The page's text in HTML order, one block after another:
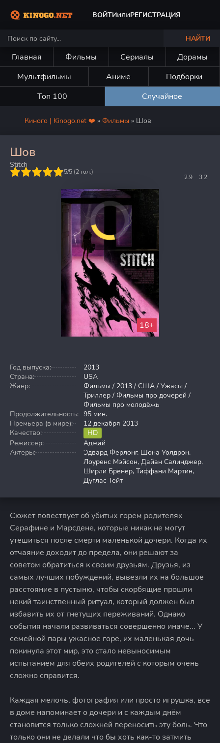
ВОЙТИилиРЕГИСТРАЦИЯ
НАЙТИ
Главная Фильмы Сериалы
Дорамы
Мультфильмы
Аниме
Подборки
Топ 100
Случайное
Киного | Kinogo.net ❤️ » Фильмы » Шов
Шов
Stitch
2.9 3.2
5/5 (2 гол.)
18+
Год выпуска:
2013
Страна:
USA
Жанр:
Фильмы / 2013 / США / Ужасы /
Триллер / Фильмы про дочерей /
Фильмы про молодёжь
Продолжительность: 95 мин.
Премьера (в мире):
12 декабря 2013
Качество:
HD
Режиссер:
Аджай
Актёры:
Эдвард Ферлонг, Шона Уолдрон,
Лоуренс Мэйсон, Дайан Салинджер,
Ширли Бренер, Тиффани Мартин,
Дуглас Тейт
Сюжет повествует об убитых горем родителях
Серафине и Марсдене, которые никак не могут
утешиться после смерти маленькой дочери. Когда их
отчаяние доходит до предела, они решают за
советом обратиться к своим друзьям. Друзья, из
самых лучших побуждений, вывезли их на большое
расстояние в пустыню, чтобы скорбящие прошли
некий таинственный ритуал, который должен был
избавить их от гнетущих переживаний. Однако
события начали развиваться совершенно иначе... У
семейной пары ужасное горе, их маленькая дочь
покинула этот мир, это стало невыносимым
испытанием для обеих родителей с которым очень
сложно справится.
Каждая мелочь, фотография или просто игрушка, все
в доме напоминает о дочери и с каждым днём
становится только сложней переносить эту боль. Что
только они не делали что бы хоть как-то затмить